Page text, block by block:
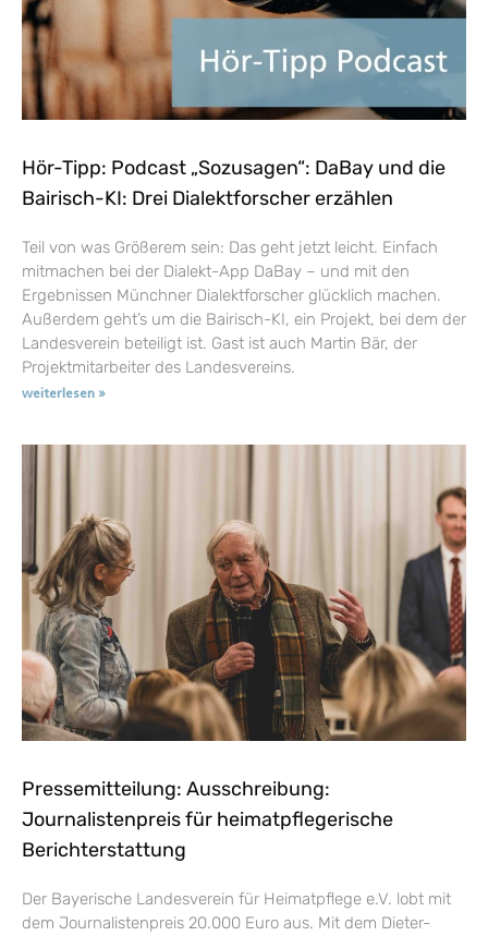
Hör-Tipp: Podcast „Sozusagen“: DaBay und die
Bairisch-KI: Drei Dialektforscher erzählen
Teil von was Größerem sein: Das geht jetzt leicht. Einfach
mitmachen bei der Dialekt-App DaBay – und mit den
Ergebnissen Münchner Dialektforscher glücklich machen.
Außerdem geht’s um die Bairisch-KI, ein Projekt, bei dem der
Landesverein beteiligt ist. Gast ist auch Martin Bär, der
Projektmitarbeiter des Landesvereins.
weiterlesen »
Pressemitteilung: Ausschreibung:
Journalistenpreis für heimatpflegerische
Berichterstattung
Der Bayerische Landesverein für Heimatpflege e.V. lobt mit
dem Journalistenpreis 20.000 Euro aus. Mit dem Dieter-